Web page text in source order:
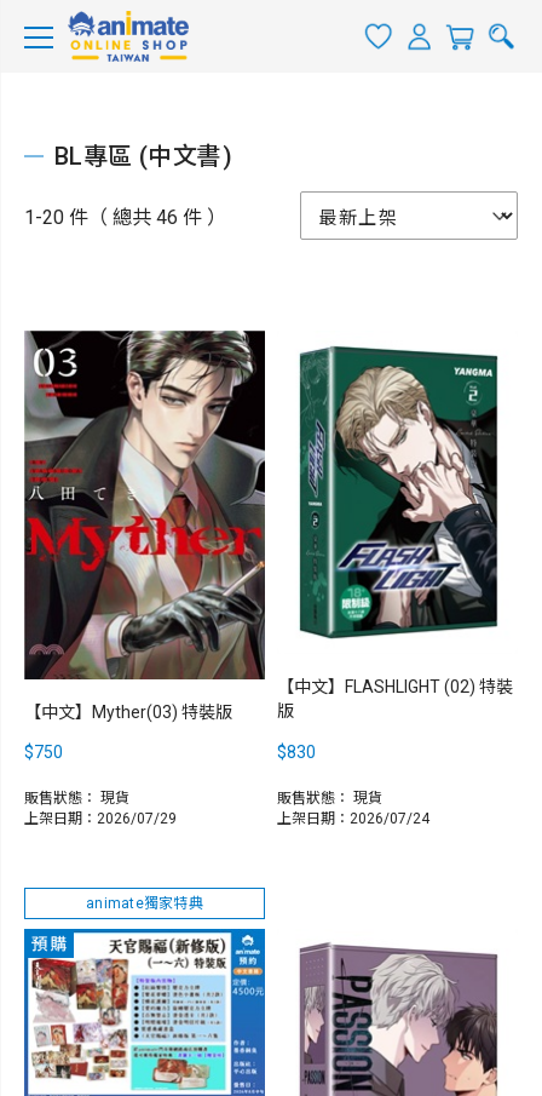
BL專區 (中文書)
1-20 件（ 總共 46 件 ）
【中文】Myther(03) 特裝版
$750
販售狀態： 現貨
上架日期：2026/07/29
【中文】FLASHLIGHT (02) 特裝
版
$830
販售狀態： 現貨
上架日期：2026/07/24
animate獨家特典